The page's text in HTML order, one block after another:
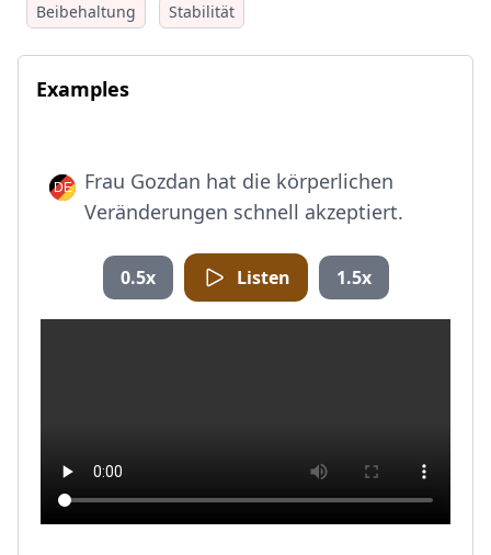
Beibehaltung
Stabilität
Examples
Frau Gozdan hat die körperlichen
Veränderungen schnell akzeptiert.
0.5x Listen 1.5x